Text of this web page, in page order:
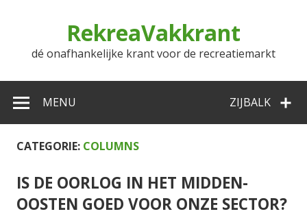
RekreaVakkrant
dé onafhankelijke krant voor de recreatiemarkt
ZIJBALK
MENU
CATEGORIE: COLUMNS
IS DE OORLOG IN HET MIDDEN-
OOSTEN GOED VOOR ONZE SECTOR?